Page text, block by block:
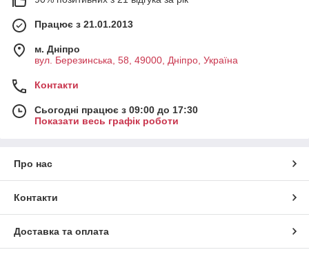
Працює з 21.01.2013
м. Дніпро
вул. Березинська, 58, 49000, Дніпро, Україна
Контакти
Сьогодні працює з 09:00 до 17:30
Показати весь графік роботи
Про нас
Контакти
Доставка та оплата